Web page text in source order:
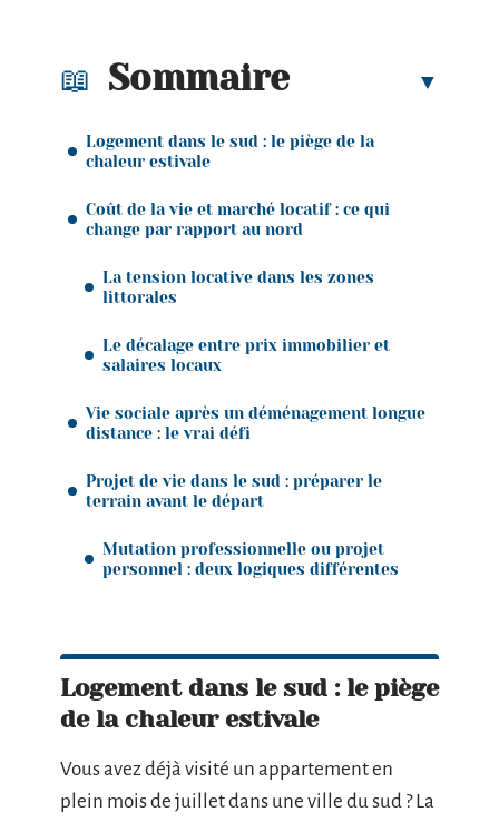
Sommaire
Logement dans le sud : le piège de la
chaleur estivale
Coût de la vie et marché locatif : ce qui
change par rapport au nord
La tension locative dans les zones
littorales
Le décalage entre prix immobilier et
salaires locaux
Vie sociale après un déménagement longue
distance : le vrai défi
Projet de vie dans le sud : préparer le
terrain avant le départ
Mutation professionnelle ou projet
personnel : deux logiques différentes
Logement dans le sud : le piège
de la chaleur estivale
Vous avez déjà visité un appartement en
plein mois de juillet dans une ville du sud ? La